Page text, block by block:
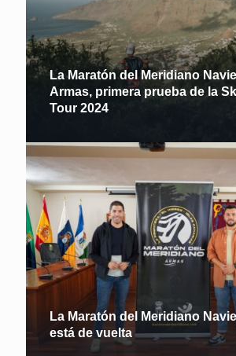
La Maratón del Meridiano
Armas, primera prueba de la
Tour 2024
La Maratón del Meridiano
está de vuelta